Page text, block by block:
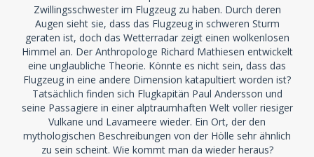
Zwillingsschwester im Flugzeug zu haben. Durch deren
Augen sieht sie, dass das Flugzeug in schweren Sturm
geraten ist, doch das Wetterradar zeigt einen wolkenlosen
Himmel an. Der Anthropologe Richard Mathiesen entwickelt
eine unglaubliche Theorie. Könnte es nicht sein, dass das
Flugzeug in eine andere Dimension katapultiert worden ist?
Tatsächlich finden sich Flugkapitän Paul Andersson und
seine Passagiere in einer alptraumhaften Welt voller riesiger
Vulkane und Lavameere wieder. Ein Ort, der den
mythologischen Beschreibungen von der Hölle sehr ähnlich
zu sein scheint. Wie kommt man da wieder heraus?